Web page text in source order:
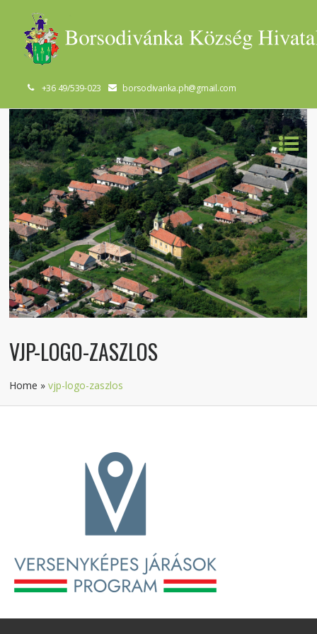
+36 49/539-023 borsodivanka.ph@gmail.com
VJP-LOGO-ZASZLOS
Home »vjp-logo-zaszlos